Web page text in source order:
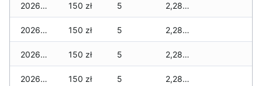
2026-08-02 150 zł 5 2,280 zł
2026-08-01 150 zł 5 2,280 zł
2026-07-31 150 zł 5 2,280 zł
2026-07-29 150 zł 5 2,280 zł